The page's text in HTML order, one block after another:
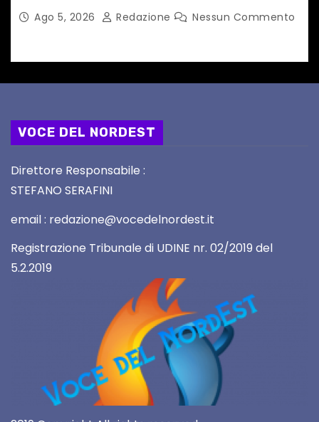
Ago 5, 2026 Redazione Nessun Commento
VOCE DEL NORDEST
Direttore Responsabile :
STEFANO SERAFINI
email : redazione@vocedelnordest.it
Registrazione Tribunale di UDINE nr. 02/2019 del
5.2.2019